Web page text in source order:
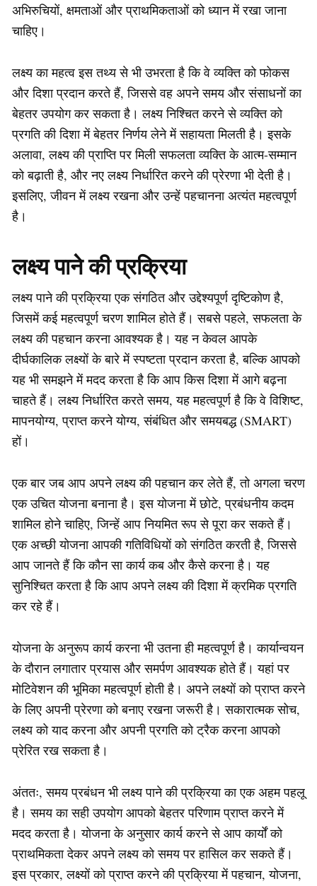
अभिरुचियों, क्षमताओं और प्राथमिकताओं को ध्यान में रखा जाना
चाहिए।
लक्ष्य का महत्व इस तथ्य से भी उभरता है कि वे व्यक्ति को फोकस
और दिशा प्रदान करते हैं, जिससे वह अपने समय और संसाधनों का
बेहतर उपयोग कर सकता है। लक्ष्य निश्चित करने से व्यक्ति को
प्रगति की दिशा में बेहतर निर्णय लेने में सहायता मिलती है। इसके
अलावा, लक्ष्य की प्राप्ति पर मिली सफलता व्यक्ति के आत्म-सम्मान
को बढ़ाती है, और नए लक्ष्य निर्धारित करने की प्रेरणा भी देती है।
इसलिए, जीवन में लक्ष्य रखना और उन्हें पहचानना अत्यंत महत्वपूर्ण
है।
लक्ष्य पाने की प्रक्रिया
लक्ष्य पाने की प्रक्रिया एक संगठित और उद्देश्यपूर्ण दृष्टिकोण है,
जिसमें कई महत्वपूर्ण चरण शामिल होते हैं। सबसे पहले, सफलता के
लक्ष्य की पहचान करना आवश्यक है। यह न केवल आपके
दीर्घकालिक लक्ष्यों के बारे में स्पष्टता प्रदान करता है, बल्कि आपको
यह भी समझने में मदद करता है कि आप किस दिशा में आगे बढ़ना
चाहते हैं। लक्ष्य निर्धारित करते समय, यह महत्वपूर्ण है कि वे विशिष्ट,
मापनयोग्य, प्राप्त करने योग्य, संबंधित और समयबद्ध (SMART)
हों।
एक बार जब आप अपने लक्ष्य की पहचान कर लेते हैं, तो अगला चरण
एक उचित योजना बनाना है। इस योजना में छोटे, प्रबंधनीय कदम
शामिल होने चाहिए, जिन्हें आप नियमित रूप से पूरा कर सकते हैं।
एक अच्छी योजना आपकी गतिविधियों को संगठित करती है, जिससे
आप जानते हैं कि कौन सा कार्य कब और कैसे करना है। यह
सुनिश्चित करता है कि आप अपने लक्ष्य की दिशा में क्रमिक प्रगति
कर रहे हैं।
योजना के अनुरूप कार्य करना भी उतना ही महत्वपूर्ण है। कार्यान्वयन
के दौरान लगातार प्रयास और समर्पण आवश्यक होते हैं। यहां पर
मोटिवेशन की भूमिका महत्वपूर्ण होती है। अपने लक्ष्यों को प्राप्त करने
के लिए अपनी प्रेरणा को बनाए रखना जरूरी है। सकारात्मक सोच,
लक्ष्य को याद करना और अपनी प्रगति को ट्रैक करना आपको
प्रेरित रख सकता है।
अंततः, समय प्रबंधन भी लक्ष्य पाने की प्रक्रिया का एक अहम पहलू
है। समय का सही उपयोग आपको बेहतर परिणाम प्राप्त करने में
मदद करता है। योजना के अनुसार कार्य करने से आप कार्यों को
प्राथमिकता देकर अपने लक्ष्य को समय पर हासिल कर सकते हैं।
इस प्रकार, लक्ष्यों को प्राप्त करने की प्रक्रिया में पहचान, योजना,